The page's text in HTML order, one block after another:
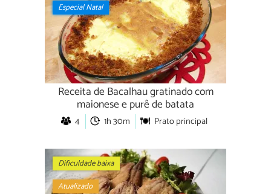
Especial Natal
Receita de Bacalhau gratinado com
maionese e purê de batata
4 1h 30m Prato principal
Dificuldade baixa
Atualizado